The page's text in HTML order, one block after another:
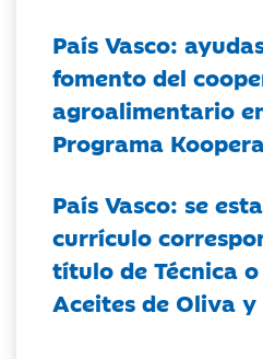
País Vasco:
fomento del
agroalimentario
Programa
País Vasco: se
currículo
título de Técnica o
Aceites de Oliva y